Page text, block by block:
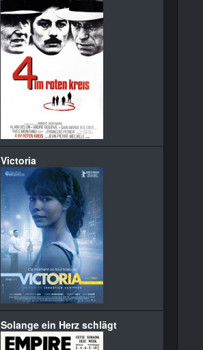
Victoria
Solange ein Herz schlägt